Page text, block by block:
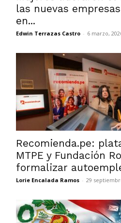
las nuevas
en...
Edwin Terrazas Castro - 6 marzo,
Recomienda.pe:
MTPE y Fundación
formalizar
Lorie Encalada Ramos - 29